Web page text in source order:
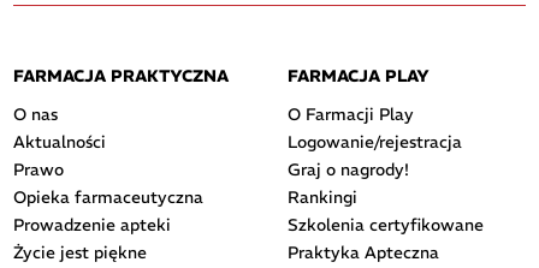
FARMACJA PRAKTYCZNA
O nas
Aktualności
Prawo
Opieka farmaceutyczna
Prowadzenie apteki
Życie jest piękne
FARMACJA PLAY
O Farmacji Play
Logowanie/rejestracja
Graj o nagrody!
Rankingi
Szkolenia certyfikowane
Praktyka Apteczna